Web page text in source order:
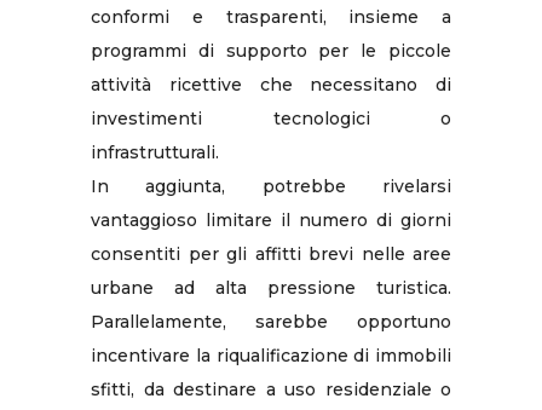
conformi e trasparenti, insieme a
programmi di supporto per le piccole
attività ricettive che necessitano di
investimenti tecnologici o
infrastrutturali.
In aggiunta, potrebbe rivelarsi
vantaggioso limitare il numero di giorni
consentiti per gli affitti brevi nelle aree
urbane ad alta pressione turistica.
Parallelamente, sarebbe opportuno
incentivare la riqualificazione di immobili
sfitti, da destinare a uso residenziale o